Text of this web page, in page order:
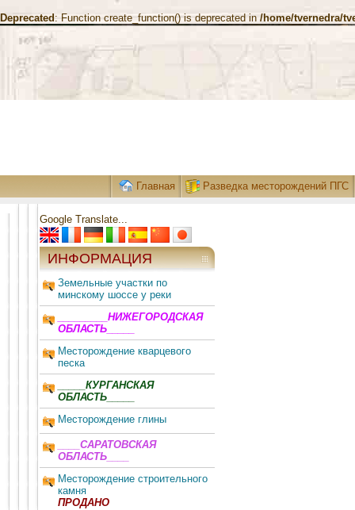
Deprecated : Function create_function() is deprecated in /home/tvernedra/
Главная Разведка месторождений ПГС
Google Translate...
ИНФОРМАЦИЯ
Земельные участки по
минскому шоссе у реки
_________НИЖЕГОРОДСКАЯ
ОБЛАСТЬ_____
Месторождение кварцевого
песка
_____КУРГАНСКАЯ
ОБЛАСТЬ_____
Месторождение глины
____САРАТОВСКАЯ
ОБЛАСТЬ____
Месторождение строительного
камня
ПРОДАНО